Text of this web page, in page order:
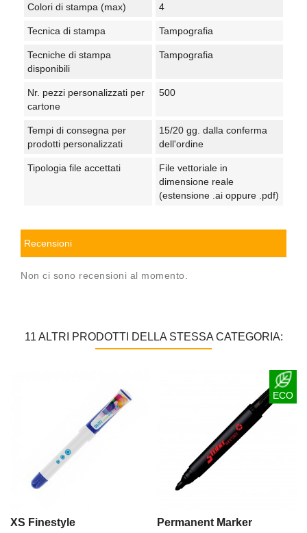
Colori di stampa (max) 4
Tecnica di stampa Tampografia
Tecniche di stampa
disponibili
Tampografia
Nr. pezzi personalizzati per
cartone
500
Tempi di consegna per
prodotti personalizzati
15/20 gg. dalla conferma
dell'ordine
Tipologia file accettati
File vettoriale in
dimensione reale
(estensione .ai oppure .pdf)
Recensioni
Non ci sono recensioni al momento.
11 ALTRI PRODOTTI DELLA STESSA CATEGORIA:
XS Finestyle
ECO
Permanent Marker